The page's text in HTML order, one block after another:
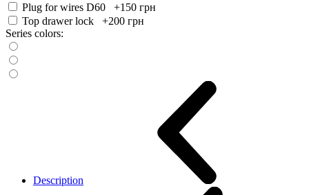
Plug for wires D60 +150 грн
Top drawer lock +200 грн
Series colors:
Description